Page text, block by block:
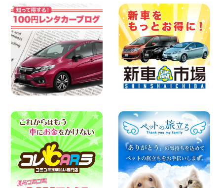
戸店
100円レンタカー 杉戸
2026年08月06日
今週末空きあります◎ カーシェア 墨田文
花店 東京都 墨田文花店
100円レンタカー 墨田文花
2026年08月06日
ハイエースワゴンGL!!クルーズコントロ
ールが付いている〜!! 福島県 福島笹木野
店
※※超格安日額5,800円※※荷物運びに最適
の軽バンのレンタカー!! 出雲ドーム前店
島根県 出雲ドーム前店
100円レンタカー 出雲ドーム前
2026年08月05日
人気のスペイドワゴン ライトブルーで登
場です! 東京都 羽田空港店
100円レンタカー 羽田空港